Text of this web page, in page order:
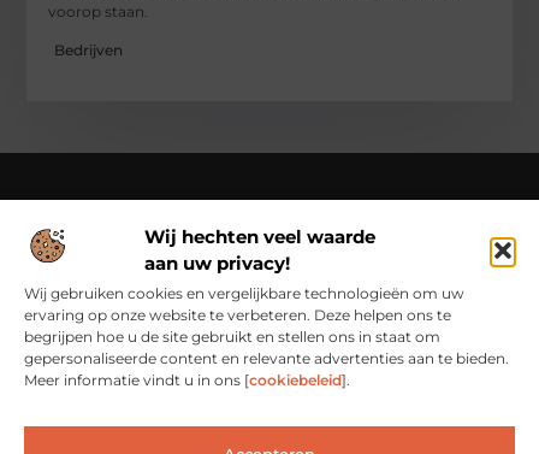
Wij hechten veel waarde
aan uw privacy!
Wij gebruiken cookies en vergelijkbare technologieën om uw
ervaring op onze website te verbeteren. Deze helpen ons te
begrijpen hoe u de site gebruikt en stellen ons in staat om
gepersonaliseerde content en relevante advertenties aan te bieden.
Meer informatie vindt u in ons [cookiebeleid].
voorop staan.
Bedrijven
Over Cn-flex
Cn-flex.nl – Altijd in beweging – verhalen voor elke dag.
Ontdek inspirerende blogs en artikelen die het dagelijks leven
in al zijn facetten belichten.
Bericht categorie